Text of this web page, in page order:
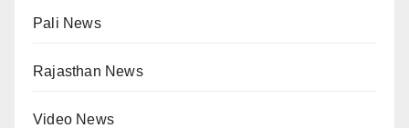
Pali News
Rajasthan News
Video News